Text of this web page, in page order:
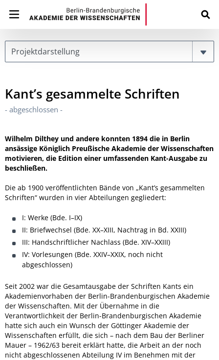
Page
Kant’s gesammelte Schriften
- abgeschlossen -
Wilhelm Dilthey und andere konnten 1894 die in Berlin
ansässige Königlich Preußische Akademie der Wissenschaften
motivieren, die Edition einer umfassenden Kant-Ausgabe zu
beschließen.
Die ab 1900 veröffentlichten Bände von „Kant’s gesammelten
Schriften“ wurden in vier Abteilungen gegliedert:
I: Werke (Bde. I–IX)
II: Briefwechsel (Bde. XX–XIII, Nachtrag in Bd. XXIII)
III: Handschriftlicher Nachlass (Bde. XIV–XXIII)
IV: Vorlesungen (Bde. XXIV–XXIX, noch nicht
abgeschlossen)
Seit 2002 war die Gesamtausgabe der Schriften Kants ein
Akademienvorhaben der Berlin-Brandenburgischen Akademie
der Wissenschaften. Mit der Übernahme in die
Verantwortlichkeit der Berlin-Brandenburgischen Akademie
hatte sich auch ein Wunsch der Göttinger Akademie der
Wissenschaften erfüllt, die sich – nach dem Bau der Berliner
Mauer – 1962/63 bereit erklärt hatte, die Arbeit an der noch
nicht abgeschlossenen Abteilung IV im Benehmen mit der